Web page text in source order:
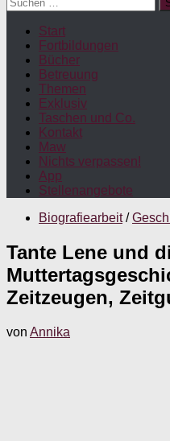
nach:
Start
Fortbildungen
Bücher
Betreuung
Themen
Exklusiv
Taschen und Co.
Kontakt
Maw
Nichts verpassen!
App
Stellenangebote
Biografiearbeit /
Tante Lene und
Zeitzeugen,
von Annika